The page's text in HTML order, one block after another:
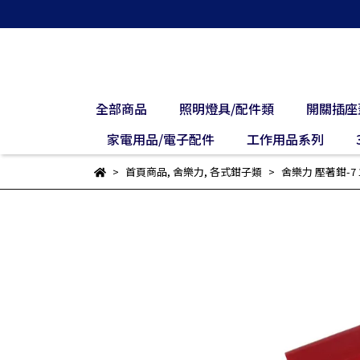
全部商品 照明燈具/配件類
開關插
家電用品/電子配件
工作用品系列
首頁商品, 舍樂力, 各式鉗子類 舍樂力 壓著鉗-7